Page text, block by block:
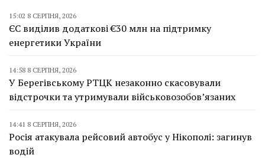
15:02 8 СЕРПНЯ, 2026
ЄС виділив додаткові €30 млн на підтримку
енергетики України
14:58 8 СЕРПНЯ, 2026
У Берегівському РТЦК незаконно скасовували
відстрочки та утримували військовозобов’язаних
14:41 8 СЕРПНЯ, 2026
Росія атакувала рейсовий автобус у Нікополі: загинув
водій